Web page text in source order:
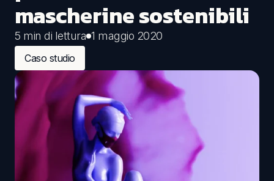
mascherine sostenibili
5 min di lettura 1 maggio 2020
Caso studio